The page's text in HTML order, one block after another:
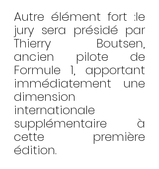
Autre élément fort :le
jury sera présidé par
Thierry Boutsen,
ancien pilote de
Formule 1, apportant
immédiatement une
dimension
internationale
supplémentaire à
cette première
édition.